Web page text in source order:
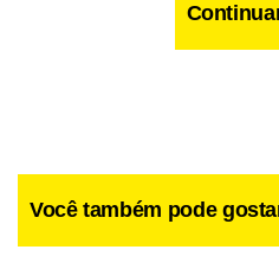
Você também pode